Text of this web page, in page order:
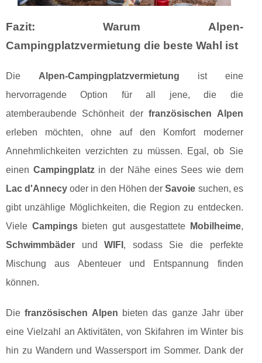
Fazit: Warum Alpen-
Campingplatzvermietung die beste Wahl ist
Die Alpen-Campingplatzvermietung ist eine
hervorragende Option für all jene, die die
atemberaubende Schönheit derfranzösischen Alpen
erleben möchten, ohne auf den Komfort moderner
Annehmlichkeiten verzichten zu müssen. Egal, ob Sie
einen Campingplatzin der Nähe eines Sees wie dem
Lac d'Annecy oder in den Höhen derSavoie suchen, es
gibt unzählige Möglichkeiten, die Region zu entdecken.
Viele Campingsbieten gut ausgestattete Mobilheime,
Schwimmbäder undWIFI , sodass Sie die perfekte
Mischung aus Abenteuer und Entspannung finden
können.
Diefranzösischen Alpen bieten das ganze Jahr über
eine Vielzahl an Aktivitäten, von Skifahren im Winter bis
hin zu Wandern und Wassersport im Sommer. Dank der